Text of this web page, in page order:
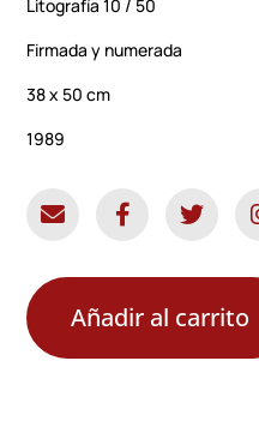
Litografía 10 / 50
Firmada y numerada
38 x 50 cm
1989
Añadir al carrito